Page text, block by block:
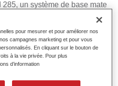
un système de base mate
polyuréthanne pour les
verticale.
pour mesurer et pour améliorer nos
campagnes marketing et pour vous
En cliquant sur le bouton de
à la vie privée. Pour plus
d’information